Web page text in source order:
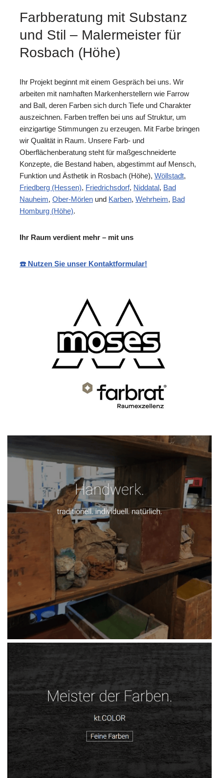
Farbberatung mit Substanz
und Stil – Malermeister für
Rosbach (Höhe)
Ihr Projekt beginnt mit einem Gespräch bei uns. Wir
arbeiten mit namhaften Markenherstellern wie Farrow
and Ball, deren Farben sich durch Tiefe und Charakter
auszeichnen. Farben treffen bei uns auf Struktur, um
einzigartige Stimmungen zu erzeugen. Mit Farbe bringen
wir Qualität in Raum. Unsere Farb- und
Oberflächenberatung steht für maßgeschneiderte
Konzepte, die Bestand haben, abgestimmt auf Mensch,
Funktion und Ästhetik in Rosbach (Höhe), Wöllstadt,
Friedberg (Hessen), Friedrichsdorf, Niddatal, Bad
Nauheim, Ober-Mörlen und Karben, Wehrheim, Bad
Homburg (Höhe).
Ihr Raum verdient mehr – mit uns
☎️ Nutzen Sie unser Kontaktformular!